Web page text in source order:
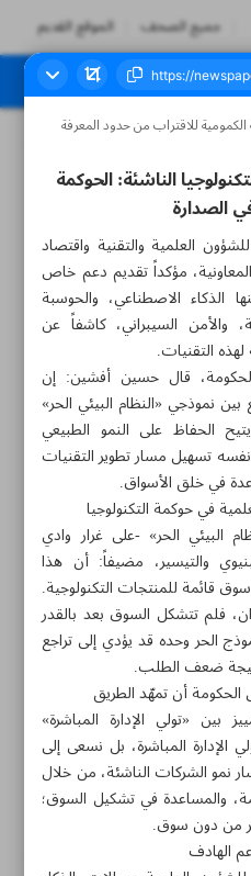
جميع الصحف الموقع القديم
الكمومية للاقتراب من حدود المعرفة
الناشئة: الحوكمة
الصدارة
العلمية والتقنية واقتصاد
مؤكداً تقديم دعم خاص
الذكاء الاصطناعي، والحوسبة
والأمن السيبراني، كاشفاً عن
التقنيات.
قال حسين أفشين: إن
نموذجي «النظام البيئي الحر»
الحفاظ على النمو الطبيعي
نفسه تسهيل مسار تطوير التقنيات
في خلق الأسواق.
في حوكمة التكنولوجيا
البيئي الحر» -على غرار وادي
والتيسير، مضيفاً: أن هذا
قائمة للمنتجات التكنولوجية.
فلم تتشكل السوق بعد بالقدر
الحر وحده قد يؤدي إلى تراجع
نتيجة ضعف الطلب.
أن تمهّد الطريق
بين «تولي الإدارة المباشرة»
الإدارة المباشرة، بل نسعى إلى
نمو الشركات الناشئة، من خلال
والمساعدة في تشكيل السوق؛
من دون سوق.
الهادف